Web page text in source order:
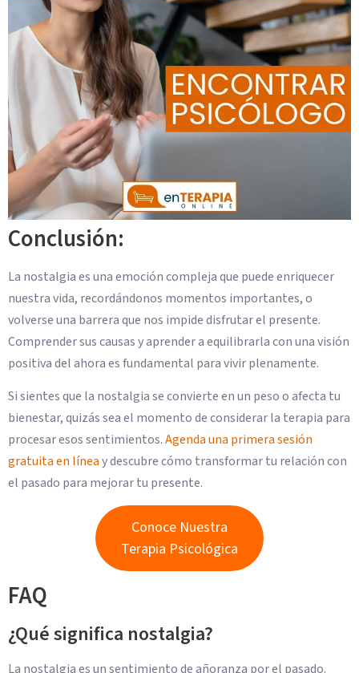
Conclusión:
La nostalgia es una emoción compleja que puede enriquecer
nuestra vida, recordándonos momentos importantes, o
volverse una barrera que nos impide disfrutar el presente.
Comprender sus causas y aprender a equilibrarla con una visión
positiva del ahora es fundamental para vivir plenamente.
Si sientes que la nostalgia se convierte en un peso o afecta tu
bienestar, quizás sea el momento de considerar la terapia para
procesar esos sentimientos.Agenda una primera sesión
gratuita en líneay descubre cómo transformar tu relación con
el pasado para mejorar tu presente.
Conoce Nuestra
Terapia Psicológica
FAQ
¿Qué significa nostalgia?
La nostalgia es un sentimiento de añoranza por el pasado.